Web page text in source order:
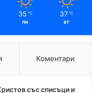
35 ℃
пн
37 ℃
вт
Коментари
със списъци и